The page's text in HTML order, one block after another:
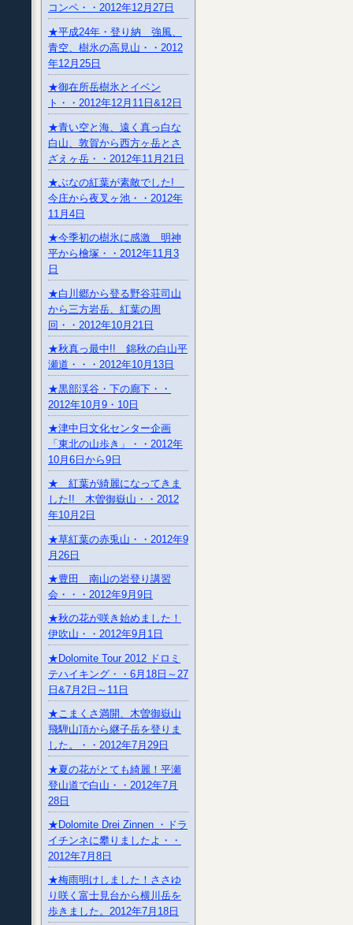
コンペ・・2012年12月27日
★平成24年・登り納 強風、
青空、樹氷の高見山・・2012
年12月25日
★御在所岳樹氷とイベン
ト・・2012年12月11日&12日
★青い空と海、遠く真っ白な
白山、敦賀から西方ヶ岳とさ
ざえヶ岳・・2012年11月21日
★ぶなの紅葉が素敵でした!
今庄から夜叉ヶ池・・2012年
11月4日
★今季初の樹氷に感激 明神
平から檜塚・・2012年11月3
日
★白川郷から登る野谷荘司山
から三方岩岳、紅葉の周
回・・2012年10月21日
★秋真っ最中!! 錦秋の白山平
瀬道・・・2012年10月13日
★黒部渓谷・下の廊下・・
2012年10月9・10日
★津中日文化センター企画
「東北の山歩き」・・2012年
10月6日から9日
★ 紅葉が綺麗になってきま
した!! 木曽御嶽山・・2012
年10月2日
★草紅葉の赤兎山・・2012年9
月26日
★豊田 南山の岩登り講習
会・・・2012年9月9日
★秋の花が咲き始めました！
伊吹山・・2012年9月1日
★Dolomite Tour 2012 ドロミ
テハイキング・・6月18日～27
日&7月2日～11日
★こまくさ満開、木曽御嶽山
飛騨山頂から継子岳を登りま
した。・・2012年7月29日
★夏の花がとても綺麗！平瀬
登山道で白山・・2012年7月
28日
★Dolomite Drei Zinnen ・ドラ
イチンネに攀りましたよ・・
2012年7月8日
★梅雨明けしました！ささゆ
り咲く富士見台から横川岳を
歩きました。2012年7月18日